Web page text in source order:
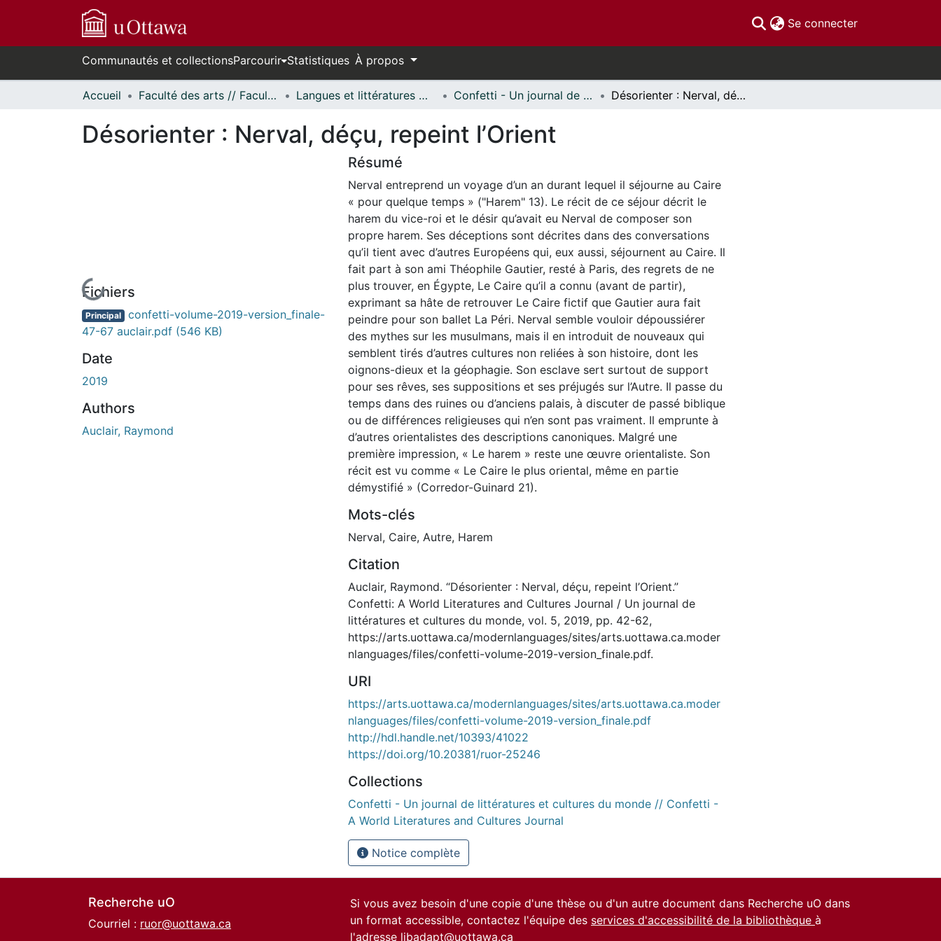
Se connecter(current)
Communautés et collectionsParcourir Statistiques À propos
Accueil Faculté des arts // Faculty of Arts Langues et littératures modernes // Modern Languages and Literatures Confetti - Un journal de littératures et cultures du monde // Confetti - A World Literatures and Cultures Journal Désorienter : Nerval, déçu, repeint l’Orient
Désorienter : Nerval, déçu, repeint l’Orient
En cours de chargement...
Fichiers
Principal confetti-volume-2019-version_finale-
47-67 auclair.pdf (546 KB)
Date
2019
Authors
Auclair, Raymond
Résumé
Nerval entreprend un voyage d’un an durant lequel il séjourne au Caire
« pour quelque temps » ("Harem" 13). Le récit de ce séjour décrit le
harem du vice-roi et le désir qu’avait eu Nerval de composer son
propre harem. Ses déceptions sont décrites dans des conversations
qu’il tient avec d’autres Européens qui, eux aussi, séjournent au Caire. Il
fait part à son ami Théophile Gautier, resté à Paris, des regrets de ne
plus trouver, en Égypte, Le Caire qu’il a connu (avant de partir),
exprimant sa hâte de retrouver Le Caire fictif que Gautier aura fait
peindre pour son ballet La Péri. Nerval semble vouloir dépoussiérer
des mythes sur les musulmans, mais il en introduit de nouveaux qui
semblent tirés d’autres cultures non reliées à son histoire, dont les
oignons-dieux et la géophagie. Son esclave sert surtout de support
pour ses rêves, ses suppositions et ses préjugés sur l’Autre. Il passe du
temps dans des ruines ou d’anciens palais, à discuter de passé biblique
ou de différences religieuses qui n’en sont pas vraiment. Il emprunte à
d’autres orientalistes des descriptions canoniques. Malgré une
première impression, « Le harem » reste une œuvre orientaliste. Son
récit est vu comme « Le Caire le plus oriental, même en partie
démystifié » (Corredor-Guinard 21).
Mots-clés
Nerval, Caire, Autre, Harem
Citation
Auclair, Raymond. “Désorienter : Nerval, déçu, repeint l’Orient.”
Confetti: A World Literatures and Cultures Journal / Un journal de
littératures et cultures du monde, vol. 5, 2019, pp. 42-62,
https://arts.uottawa.ca/modernlanguages/sites/arts.uottawa.ca.moder
nlanguages/files/confetti-volume-2019-version_finale.pdf.
URI
https://arts.uottawa.ca/modernlanguages/sites/arts.uottawa.ca.moder
nlanguages/files/confetti-volume-2019-version_finale.pdf
http://hdl.handle.net/10393/41022
https://doi.org/10.20381/ruor-25246
Collections
Confetti - Un journal de littératures et cultures du monde // Confetti -
A World Literatures and Cultures Journal
Notice complète
Recherche uO
Courriel : ruor@uottawa.ca
Si vous avez besoin d'une copie d'une thèse ou d'un autre document dans Recherche uO dans
un format accessible, contactez l'équipe des services d'accessibilité de la bibliothèque à
l'adresse libadapt@uottawa.ca